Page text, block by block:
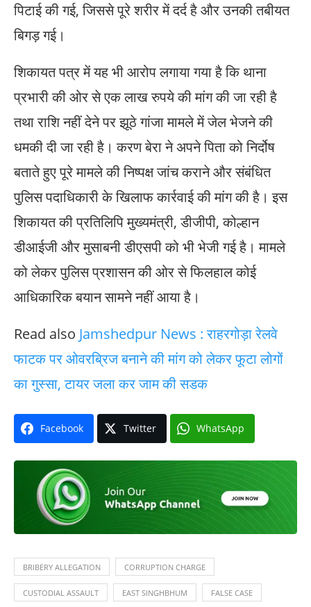
पिटाई की गई, जिससे पूरे शरीर में दर्द है और उनकी तबीयत
बिगड़ गई।
शिकायत पत्र में यह भी आरोप लगाया गया है कि थाना
प्रभारी की ओर से एक लाख रुपये की मांग की जा रही है
तथा राशि नहीं देने पर झूठे गांजा मामले में जेल भेजने की
धमकी दी जा रही है। करण बेरा ने अपने पिता को निर्दोष
बताते हुए पूरे मामले की निष्पक्ष जांच कराने और संबंधित
पुलिस पदाधिकारी के खिलाफ कार्रवाई की मांग की है। इस
शिकायत की प्रतिलिपि मुख्यमंत्री, डीजीपी, कोल्हान
डीआईजी और मुसाबनी डीएसपी को भी भेजी गई है। मामले
को लेकर पुलिस प्रशासन की ओर से फिलहाल कोई
आधिकारिक बयान सामने नहीं आया है।
Read also Jamshedpur News : राहरगोड़ा रेलवे
फाटक पर ओवरब्रिज बनाने की मांग को लेकर फूटा लोगों
का गुस्सा, टायर जला कर जाम की सडक
Facebook Twitter WhatsApp
BRIBERY ALLEGATION CORRUPTION CHARGE
CUSTODIAL ASSAULT EAST SINGHBHUM FALSE CASE